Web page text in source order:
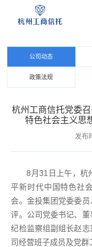
公司动态
政策法规
杭州工商信托党委
特色社会主义思
发布
8月31日上午，杭
平新时代中国特色社
会。金投集团党委委
评。公司党委书记、
纪检监察组副组长赵
司经营班子成员及党群